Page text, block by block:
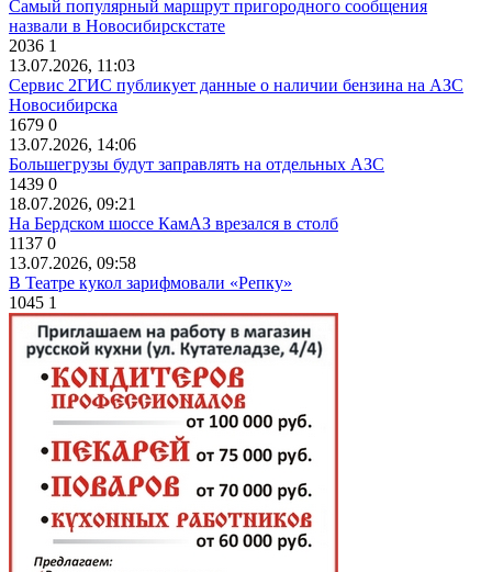
Самый популярный маршрут пригородного сообщения
назвали в Новосибирскстате
2036 1
13.07.2026, 11:03
Сервис 2ГИС публикует данные о наличии бензина на АЗС
Новосибирска
1679 0
13.07.2026, 14:06
Большегрузы будут заправлять на отдельных АЗС
1439 0
18.07.2026, 09:21
На Бердском шоссе КамАЗ врезался в столб
1137 0
13.07.2026, 09:58
В Театре кукол зарифмовали «Репку»
1045 1